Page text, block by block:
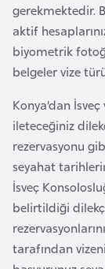
gerekmektedir.
aktif
biyometrik
belgeler vize
Konya’dan
ileteceğiniz
rezervasyonu
seyahat
İsveç
belirtildiği
tarafından
C
i
b
t
i
Ç
i
n